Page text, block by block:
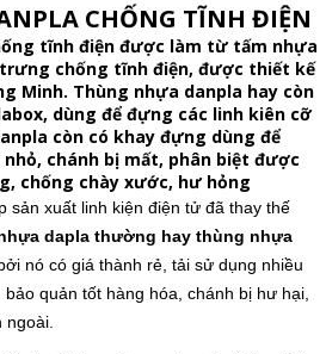
CHỐNG TĨNH ĐIỆN
tĩnh điệnđược làm từ tấm nhựa
chống tĩnh điện, được thiết kế
Minh. Thùng nhựa danpla hay còn
dùng để đựng các linh kiên cỡ
còn có khay đựng dùng để
chánh bị mất, phân biệt được
chống chày xước, hư hỏng
sản xuất linh kiện điện tử đã thay thế
dapla thường hay thùng nhựa
bởi nó có giá thành rẻ, tải sử dụng nhiều
quản tốt hàng hóa, chánh bị hư hại,